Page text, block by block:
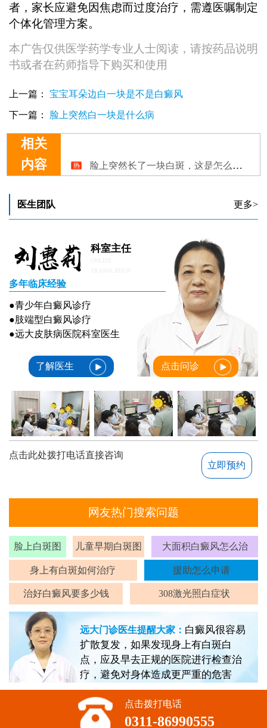
者，家长应避免因焦虑而过度治疗，需遵医嘱制定
个体化管理方案。
本广告仅供医学药学专业人士阅读，请按药品说明
书或者在药师指导下购买和使用
上一篇： 宝宝耳朵边白一块是不是白癜风
下一篇： 脸上突然白一块是什么病
相关
内容
脸上突然出现的白斑要怎么治疗
医生团队 更多>
科室主任
多年临床经验
●青少年白癜风诊疗
●肢端型白癜风诊疗
●远大皮肤病医院科室医生
了解医生 点击问诊
点击此处拨打电话直接咨询
立即预约
网友热门搜索问题
脸上白斑图 儿童早期白斑图 大面积白癜风怎么治
身上有白斑如何治疗 援助怎么申请
治好白癜风要多少钱 308激光照白症状
远大门诊医生提醒大家： 白癜风很容易
扩散复发，如果发现身上有白斑白
点，应及早去正规的医院进行检查治
疗，避免对身体造成更严重的危害
点击拨打电话
0311-86990555